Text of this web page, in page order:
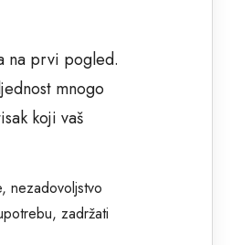
na prvi pogled.
mnogo
koji vaš
nezadovoljstvo
zadržati